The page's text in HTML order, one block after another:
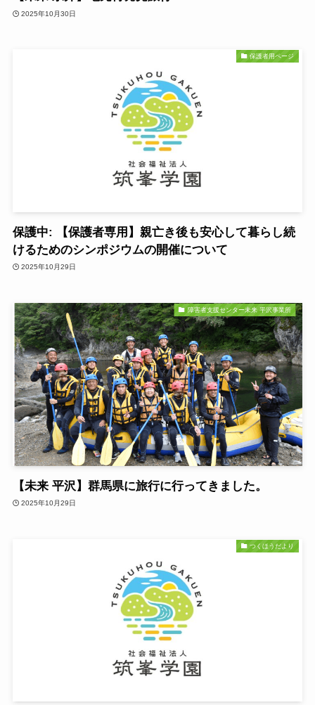
2025年10月30日
保護者用ページ
保護中: 【保護者専用】親亡き後も安心して暮らし続
けるためのシンポジウムの開催について
2025年10月29日
障害者支援センター未来 平沢事業所
【未来 平沢】群馬県に旅行に行ってきました。
2025年10月29日
つくほうだより